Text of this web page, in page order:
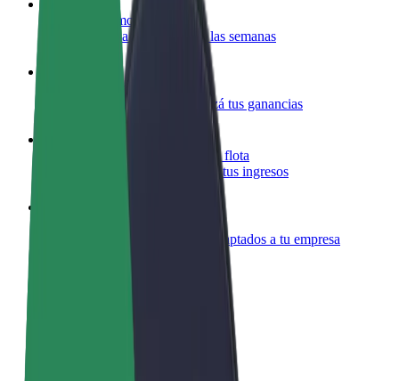
Colaborar como repartidor
Repartí comida y cobrá todas las semanas
Añadir un restaurante o tienda
Llegá a más clientes y maximizá tus ganancias
Registrarse como propietario de flota
Añadí tu flota a Bolt y potenciá tus ingresos
Productos y servicios de Bolt adaptados a tu empresa